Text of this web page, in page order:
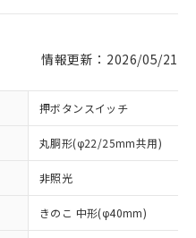
情報更新：2026/05/21
押ボタンスイッチ
丸胴形(φ22/25mm共用)
非照光
きのこ 中形(φ40mm)